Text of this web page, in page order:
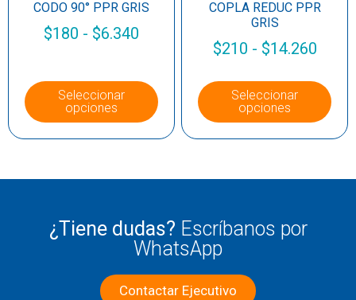
CODO 90° PPR GRIS
$180 - $6.340
Seleccionar
opciones
COPLA REDUC PPR
GRIS
$210 - $14.260
Seleccionar
opciones
¿Tiene dudas? Escríbanos por
WhatsApp
Contactar Ejecutivo